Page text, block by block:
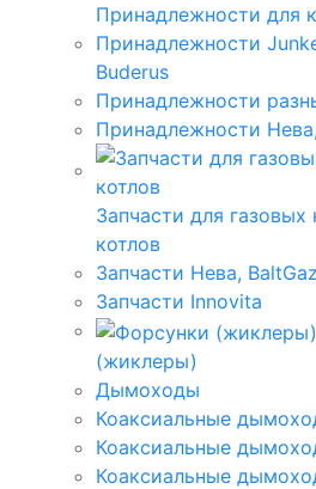
Принадлежности для
Принадлежности
Buderus
Принадлежности
Принадлежности
Запчасти для газовых
котлов
Запчасти Нева, BaltGaz
Запчасти Innovita
(жиклеры)
Дымоходы
Коаксиальные
Коаксиальные
Коаксиальные